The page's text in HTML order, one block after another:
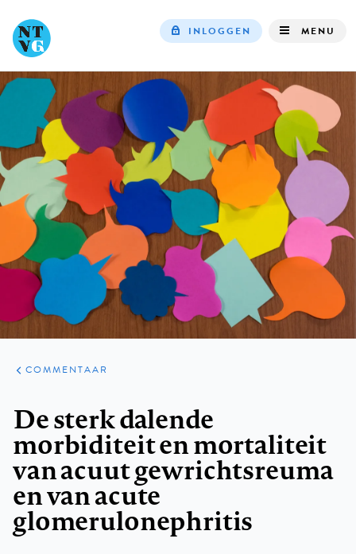
navigation
INLOGGEN MENU
ARTIKELEN
OPINIE
COMMENTAAR
De sterk dalende
morbiditeit en mortaliteit
van acuut gewrichtsreuma
en van acute
glomerulonephritis